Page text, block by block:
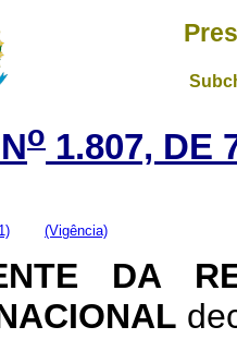
o 1.807, DE
(Vigência)
DA